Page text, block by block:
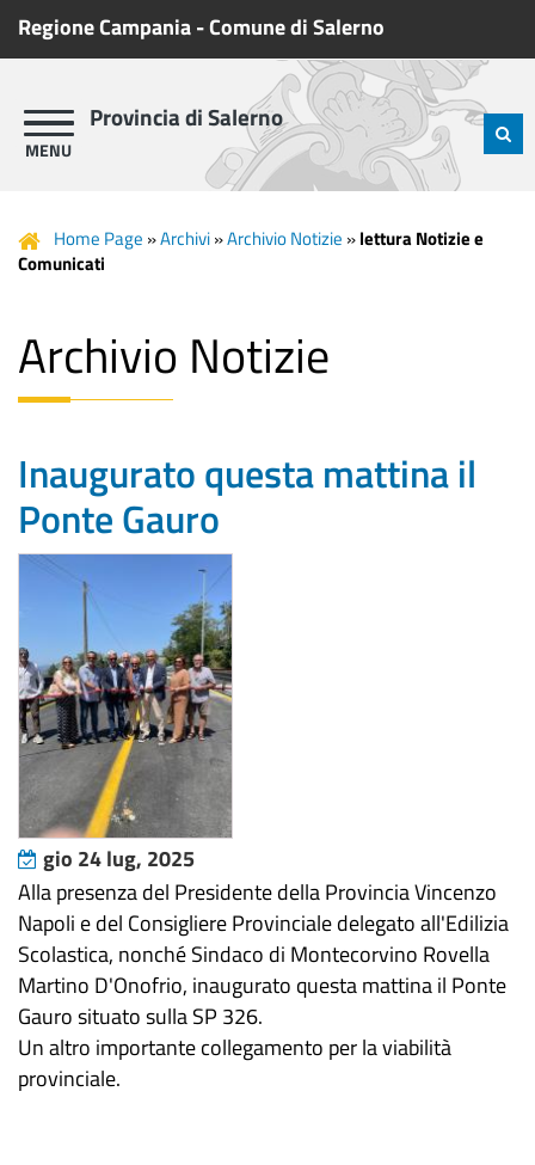
Regione Campania-Comune di Salerno
Provincia di Salerno
Home Page »Archivi»Archivio Notizie »lettura Notizie e
Comunicati
Archivio Notizie
Inaugurato questa mattina il
Ponte Gauro
gio 24 lug, 2025
Alla presenza del Presidente della Provincia Vincenzo
Napoli e del Consigliere Provinciale delegato all'Edilizia
Scolastica, nonché Sindaco di Montecorvino Rovella
Martino D'Onofrio, inaugurato questa mattina il Ponte
Gauro situato sulla SP 326.
Un altro importante collegamento per la viabilità
provinciale.